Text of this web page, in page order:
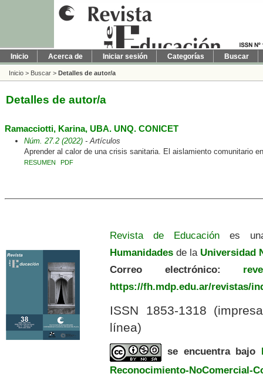
Inicio Acerca de Iniciar sesión Categorías Buscar
Inicio > Buscar > Detalles de autor/a
Detalles de autor/a
Ramacciotti, Karina, UBA. UNQ. CONICET
Núm. 27.2 (2022) - Artículos
Aprender al calor de una crisis sanitaria. El aislamiento comunitario
RESUMEN PDF
Revista de Educación es
Humanidades de la Universidad
Correo electrónico:
https://fh.mdp.edu.ar/revistas/
ISSN 1853-1318
línea)
se encuentra bajo
Reconocimiento-NoComercial-